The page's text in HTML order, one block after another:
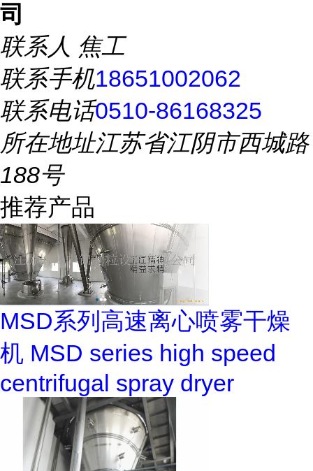
司
联系人 焦工
联系手机18651002062
联系电话0510-86168325
所在地址江苏省江阴市西城路
188号
推荐产品
MSD系列高速离心喷雾干燥
机 MSD series high speed
centrifugal spray dryer